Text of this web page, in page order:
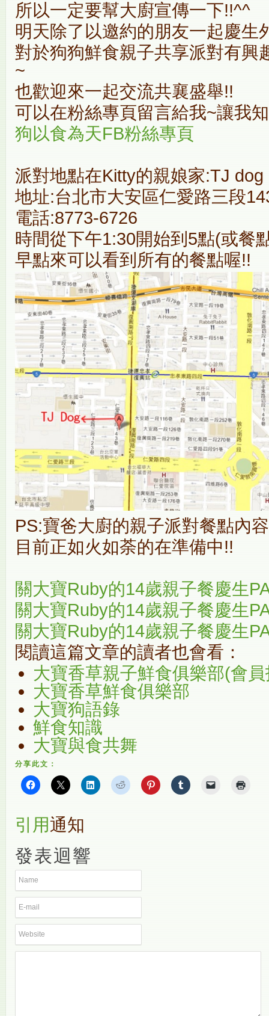
所以一定要幫大廚宣傳一下!!^^
明天除了以邀約的朋友一起慶生
對於狗狗鮮食親子共享派對有興
~
也歡迎來一起交流共襄盛舉!!
可以在粉絲專頁留言給我~讓我
狗以食為天FB粉絲專頁
派對地點在Kitty的親娘家:TJ dog
地址:台北市大安區仁愛路三段
電話:8773-6726
時間從下午1:30開始到5點(或餐
早點來可以看到所有的餐點喔!!
PS:寶爸大廚的親子派對餐點內
目前正如火如荼的在準備中!!
關大寶Ruby的14歲親子餐慶生
關大寶Ruby的14歲親子餐慶生
關大寶Ruby的14歲親子餐慶生
閱讀這篇文章的讀者也會看：
大寶香草親子鮮食俱樂部(會
大寶香草鮮食俱樂部
大寶狗語錄
鮮食知識
大寶與食共舞
分享此文：
引用通知
發表迴響